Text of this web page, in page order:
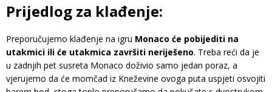
Prijedlog za klađenje:
Preporučujemo klađenje na igru Monaco će pobijediti na
utakmici ili će utakmica završiti neriješeno. Treba reći da je
u zadnjih pet susreta Monaco doživio samo jedan poraz, a
vjerujemo da će momčad iz Kneževine ovoga puta uspjeti osvojiti